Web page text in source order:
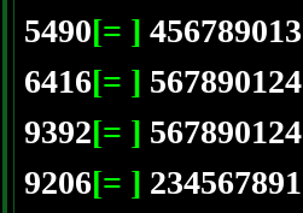
5490[= ] 456789013
6416[= ] 567890124
9392[= ] 567890124
9206[= ] 234567891